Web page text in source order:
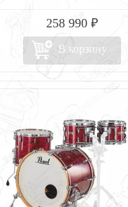
258 990 ₽
В корзину